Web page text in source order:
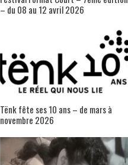
– du 08 au 12 avril 2026
Tënk fête ses 10 ans – de mars à
novembre 2026